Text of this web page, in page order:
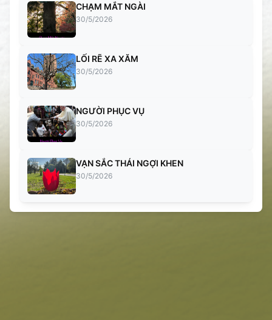
CHẠM MẮT NGÀI
30/5/2026
LỐI RẼ XA XĂM
30/5/2026
NGƯỜI PHỤC VỤ
30/5/2026
VẠN SẮC THÁI NGỢI KHEN
30/5/2026